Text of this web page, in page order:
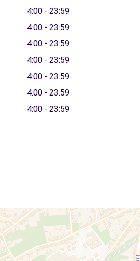
4:00 - 23:59
4:00 - 23:59
4:00 - 23:59
4:00 - 23:59
4:00 - 23:59
4:00 - 23:59
4:00 - 23:59